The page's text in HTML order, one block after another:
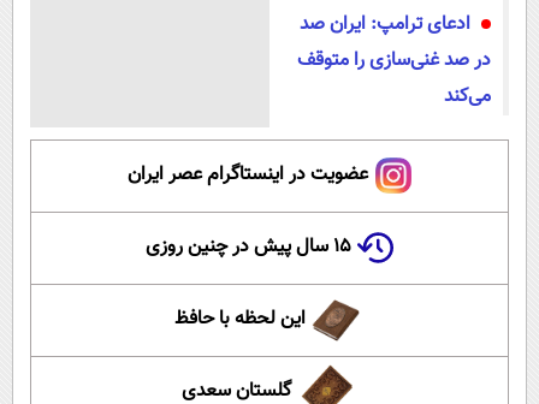
ادعای ترامپ: ایران صد
در صد غنی‌سازی را متوقف
می‌کند
عضویت در اینستاگرام عصر ایران
۱۵ سال پیش در چنین روزی
این لحظه با حافظ
گلستان سعدی